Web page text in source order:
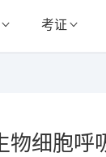
考证
物细胞呼